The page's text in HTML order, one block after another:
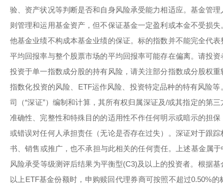
验、资产状况等判断是否和自身风险承受能力相适应。基金管
则管理和运用基金资产，但不保证基金一定盈利或本金不受损
他基金业绩不构成本基金业绩的保证。标的指数并不能完全代
平均回报率与整个股票市场的平均回报率可能存在偏离。请投
投资于单一指数成分股的持有风险，请关注部分指数成分股权
指数化投资的风险、ETF运作风险、投资特定品种的特有风险
司（“深证”）编制和计算，其所有权归属深证及/或其指定的第
准确性、完整性和特殊目的的适用性不作任何明示或暗示的担
或错误对任何人承担责任（无论是否存在过失）。深证对于跟
书、销售或推广，也不承担与此相关的任何责任。上述基金属
风险承受等级测评后结果为平衡型(C3)及以上的投资者。根据
以上ETF基金份额时，申购赎回代理券商可按照不超过0.50%